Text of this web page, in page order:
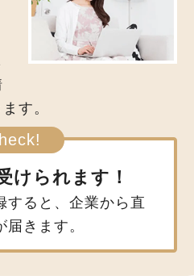
す。
けられます！
すると、企業から直
きます。